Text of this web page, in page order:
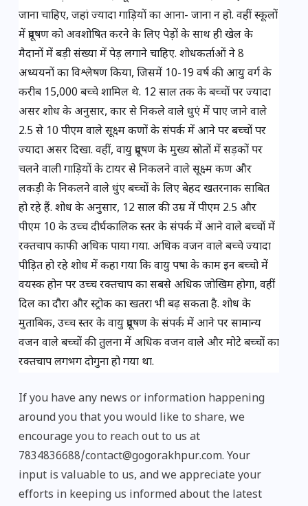
जाना चाहिए, जहां ज्यादा गाड़ियों का आना- जाना न हो. वहीं स्कूलों
में प्रदूषण को अवशोषित करने के लिए पेड़ों के साथ ही खेल के
मैदानों में बड़ी संख्या में पेड़ लगाने चाहिए. शोधकर्ताओं ने 8
अध्ययनों का विश्लेषण किया, जिसमें 10-19 वर्ष की आयु वर्ग के
करीब 15,000 बच्चे शामिल थे. 12 साल तक के बच्चों पर ज्यादा
असर शोध के अनुसार, कार से निकले वाले धुएं में पाए जाने वाले
2.5 से 10 पीएम वाले सूक्ष्म कणों के संपर्क में आने पर बच्चों पर
ज्यादा असर दिखा. वहीं, वायु प्रदूषण के मुख्य स्रोतों में सड़कों पर
चलने वाली गाड़ियों के टायर से निकलने वाले सूक्ष्म कण और
लकड़ी के निकलने वाले धुंए बच्चों के लिए बेहद खतरनाक साबित
हो रहे हैं. शोध के अनुसार, 12 साल की उम्र में पीएम 2.5 और
पीएम 10 के उच्च दीर्घकालिक स्तर के संपर्क में आने वाले बच्चों में
रक्तचाप काफी अधिक पाया गया. अधिक वजन वाले बच्चे ज्यादा
पीड़ित हो रहे शोध में कहा गया कि वायु पषा के काम इन बच्चो में
वयस्क होन पर उच्च रक्तचाप का सबसे अधिक जोखिम होगा, वहीं
दिल का दौरा और स्ट्रोक का खतरा भी बढ़ सकता है. शोध के
मुताबिक, उच्च स्तर के वायु प्रदूषण के संपर्क में आने पर सामान्य
वजन वाले बच्चों की तुलना में अधिक वजन वाले और मोटे बच्चों का
रक्तचाप लगभग दोगुना हो गया था.
If you have any news or information happening
around you that you would like to share, we
encourage you to reach out to us at
7834836688/contact@gogorakhpur.com. Your
input is valuable to us, and we appreciate your
efforts in keeping us informed about the latest